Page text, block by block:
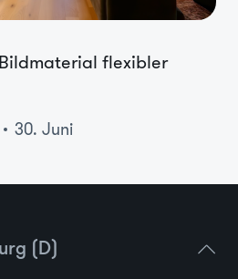
flexibler
30. Juni
(D)